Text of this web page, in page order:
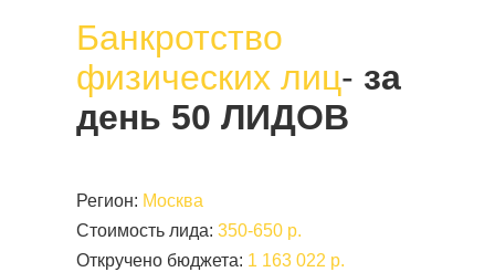
Банкротство
физических лиц- за
день 50 ЛИДОВ
Стоимость лида: 350-650 р.
Регион: Москва
Откручено бюджета: 1 163 022 р.